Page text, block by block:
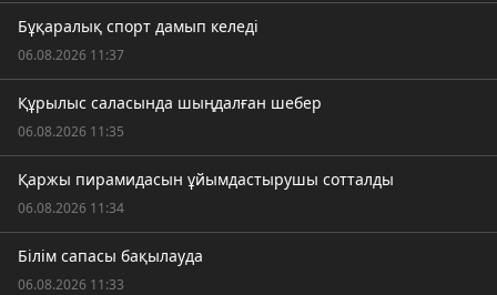
Бұқаралық спорт дамып келеді
06.08.2026 11:37
Құрылыс саласында шыңдалған шебер
06.08.2026 11:35
Қаржы пирамидасын ұйымдастырушы сотталды
06.08.2026 11:34
Білім сапасы бақылауда
06.08.2026 11:33